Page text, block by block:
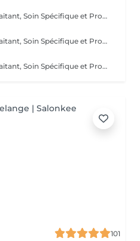
Diagnostique, Shampooing Traitant, Soin Spécifique et Produits Coiffants inclus
Diagnostique, Shampooing Traitant, Soin Spécifique et Produits Coiffants inclus
Diagnostique, Shampooing Traitant, Soin Spécifique et Produits Coiffants inclus
101